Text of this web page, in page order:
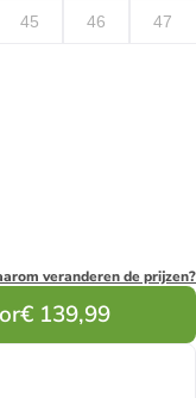
45 46 47
veranderen de prijzen?
€ 139,99